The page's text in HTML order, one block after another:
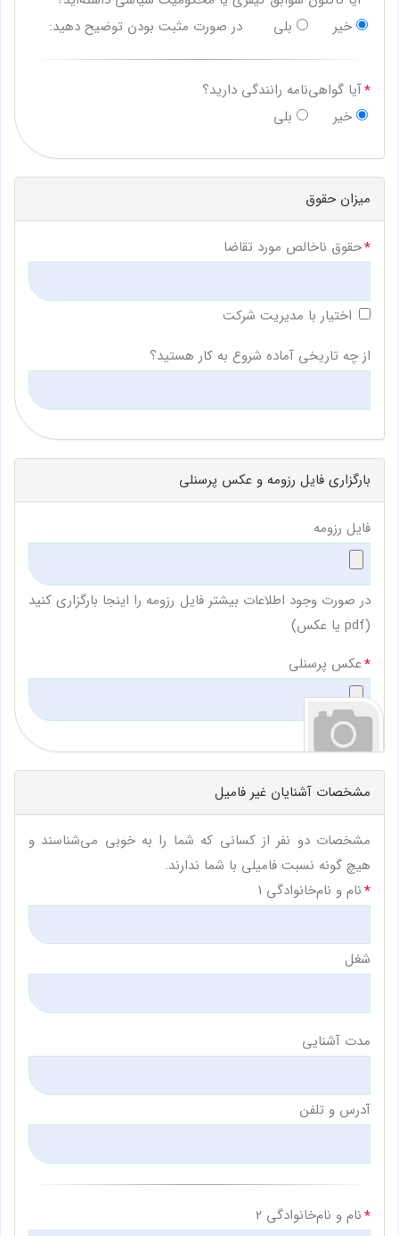
خیر
بلی در صورت مثبت بودن توضیح دهید:
آیا گواهی‌نامه رانندگی دارید؟
خیر
بلی
میزان حقوق
حقوق ناخالص مورد تقاضا
اختیار با مدیریت شرکت
از چه تاریخی آماده شروع به کار هستید؟
بارگزاری فایل رزومه و عکس پرسنلی
فایل رزومه
در صورت وجود اطلاعات بیشتر فایل رزومه را اینجا بارگزاری کنید
(pdf یا عکس)
عکس پرسنلی
مشخصات آشنایان غیر فامیل
مشخصات دو نفر از کسانی که شما را به خوبی می‌شناسند و
هیچ گونه نسبت فامیلی با شما ندارند.
نام و نام‌خانوادگی 1
شغل
مدت آشنایی
آدرس و تلفن
نام و نام‌خانوادگی 2